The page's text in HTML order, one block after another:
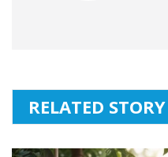
RELATED STORY